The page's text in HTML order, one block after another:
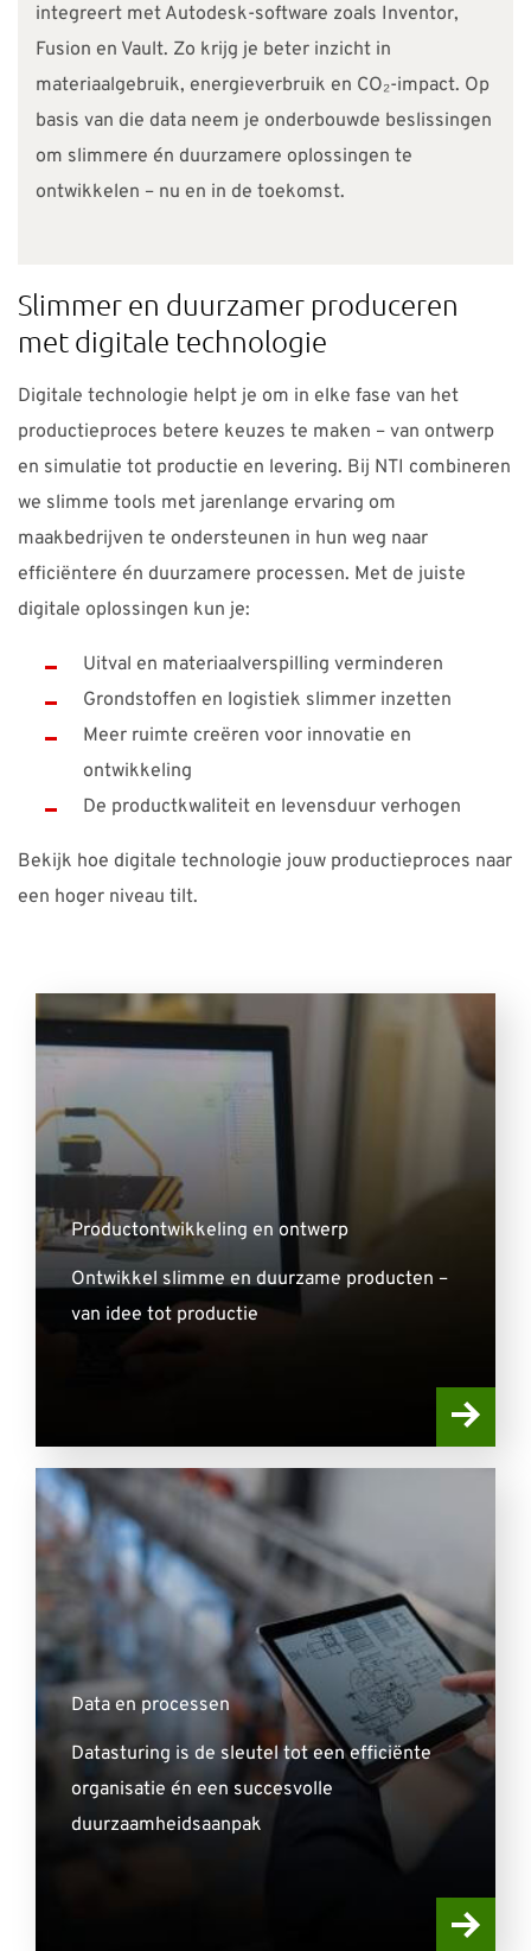
integreert met Autodesk-software zoals Inventor,
Fusion en Vault. Zo krijg je beter inzicht in
materiaalgebruik, energieverbruik en CO₂-impact. Op
basis van die data neem je onderbouwde beslissingen
om slimmere én duurzamere oplossingen te
ontwikkelen – nu en in de toekomst.
Slimmer en duurzamer produceren
met digitale technologie
Digitale technologie helpt je om in elke fase van het
productieproces betere keuzes te maken – van ontwerp
en simulatie tot productie en levering. Bij NTI combineren
we slimme tools met jarenlange ervaring om
maakbedrijven te ondersteunen in hun weg naar
efficiëntere én duurzamere processen. Met de juiste
digitale oplossingen kun je:
Uitval en materiaalverspilling verminderen
Grondstoffen en logistiek slimmer inzetten
Meer ruimte creëren voor innovatie en
ontwikkeling
De productkwaliteit en levensduur verhogen
Bekijk hoe digitale technologie jouw productieproces naar
een hoger niveau tilt.
Productontwikkeling en ontwerp
Ontwikkel slimme en duurzame producten –
van idee tot productie
Data en processen
Datasturing is de sleutel tot een efficiënte
organisatie én een succesvolle
duurzaamheidsaanpak